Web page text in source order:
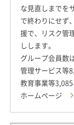
な見直しまでを
で終わりにせず
援で、リスク管
しします。
グループ会員数
管理サービス等
教育事業等3,085
ホームページ